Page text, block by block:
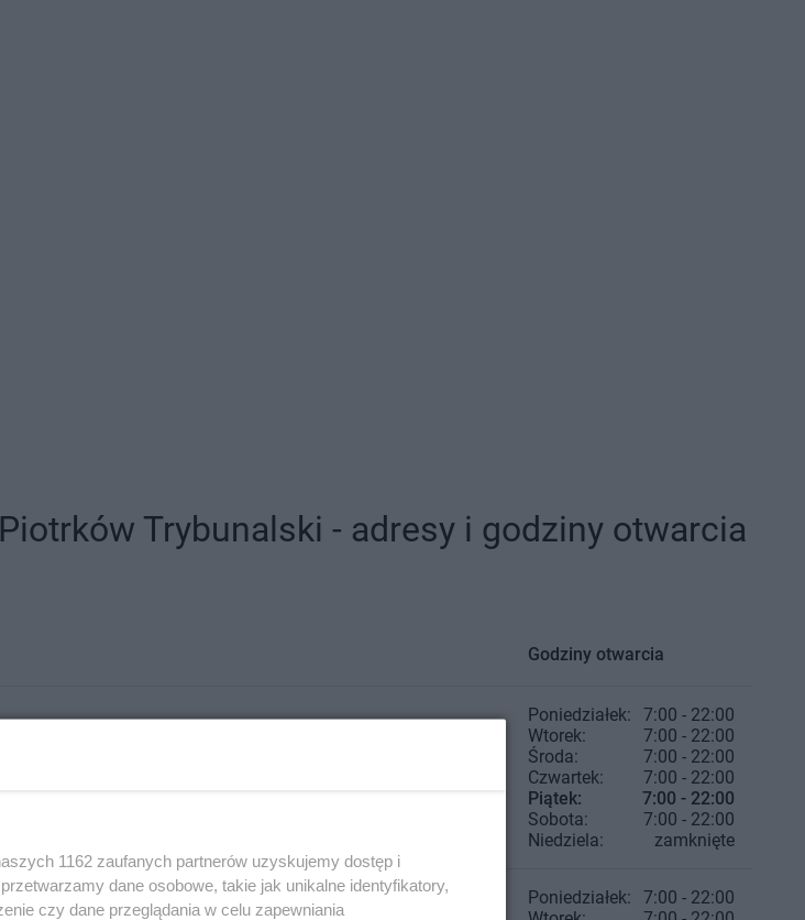
Trybunalski - adresy i godziny otwarcia
Godziny otwarcia
Poniedziałek:
7:00 - 22:00
Wtorek:
7:00 - 22:00
Środa:
7:00 - 22:00
Czwartek:
7:00 - 22:00
Piątek:
7:00 - 22:00
Sobota:
7:00 - 22:00
Niedziela:
zamknięte
Poniedziałek:
7:00 - 22:00
1162 zaufanych partnerów uzyskujemy dostęp i
dane osobowe, takie jak unikalne identyfikatory,
czy dane przeglądania w celu zapewniania